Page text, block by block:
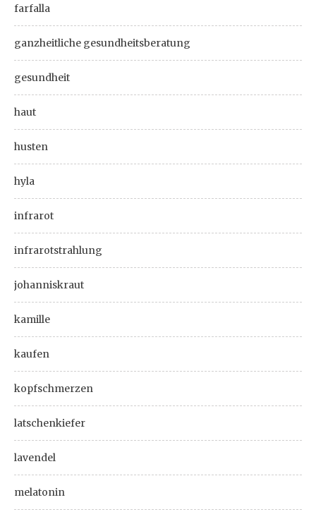
farfalla
ganzheitliche gesundheitsberatung
gesundheit
haut
husten
hyla
infrarot
infrarotstrahlung
johanniskraut
kamille
kaufen
kopfschmerzen
latschenkiefer
lavendel
melatonin